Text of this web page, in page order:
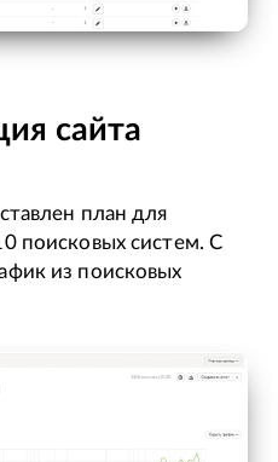
сайта
план для
поисковых систем. С
из поисковых